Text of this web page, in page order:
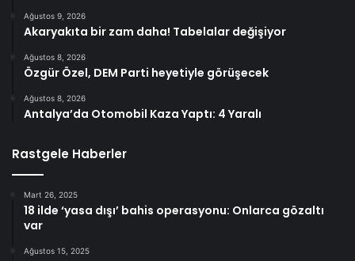
Ağustos 9, 2026
Akaryakıta bir zam daha! Tabelalar değişiyor
Ağustos 8, 2026
Özgür Özel, DEM Parti heyetiyle görüşecek
Ağustos 8, 2026
Antalya’da Otomobil Kaza Yaptı: 4 Yaralı
Rastgele Haberler
Mart 26, 2025
18 ilde ‘yasa dışı’ bahis operasyonu: Onlarca gözaltı
var
Ağustos 15, 2025